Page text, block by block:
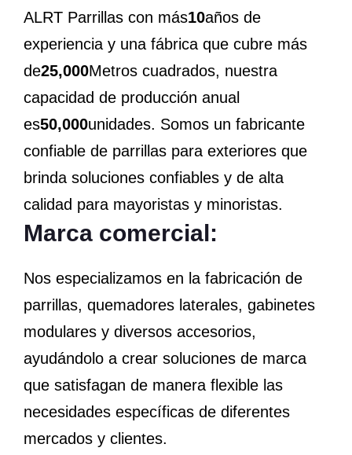
ALRT Parrillas con más10años de
experiencia y una fábrica que cubre más
de25,000Metros cuadrados, nuestra
capacidad de producción anual
es50,000unidades. Somos un fabricante
confiable de parrillas para exteriores que
brinda soluciones confiables y de alta
calidad para mayoristas y minoristas.
Marca comercial:
Nos especializamos en la fabricación de
parrillas, quemadores laterales, gabinetes
modulares y diversos accesorios,
ayudándolo a crear soluciones de marca
que satisfagan de manera flexible las
necesidades específicas de diferentes
mercados y clientes.